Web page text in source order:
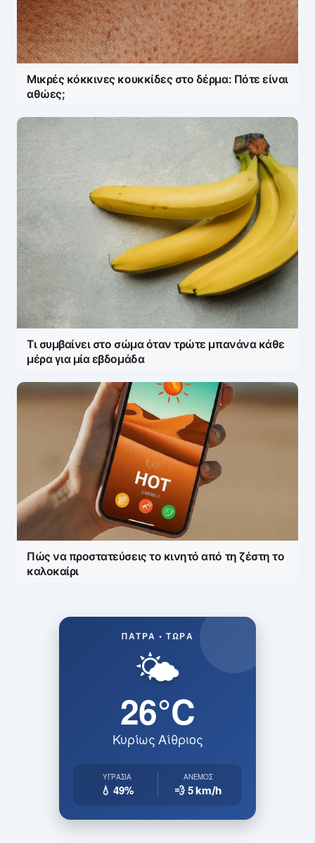
Μικρές κόκκινες κουκκίδες στο δέρμα: Πότε είναι
αθώες;
Τι συμβαίνει στο σώμα όταν τρώτε μπανάνα κάθε
μέρα για μία εβδομάδα
Πώς να προστατεύσεις το κινητό από τη ζέστη το
καλοκαίρι
ΠΆΤΡΑ • ΤΏΡΑ
🌤️
26°C
Κυρίως Αίθριος
ΥΓΡΑΣΊΑ
💧 49%
ΆΝΕΜΟΣ
💨 5km/h